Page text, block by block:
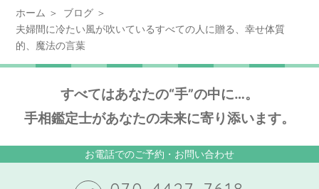
ホーム
ブログ
夫婦間に冷たい風が吹いているすべての人に贈る、幸せ体質
的、魔法の言葉
すべてはあなたの“手”の中に…。
手相鑑定士があなたの未来に寄り添います。
お電話でのご予約・お問い合わせ